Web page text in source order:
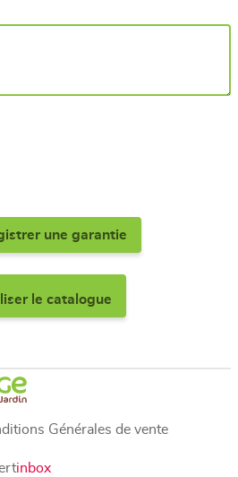
une garantie
le catalogue
Générales de vente
inbox